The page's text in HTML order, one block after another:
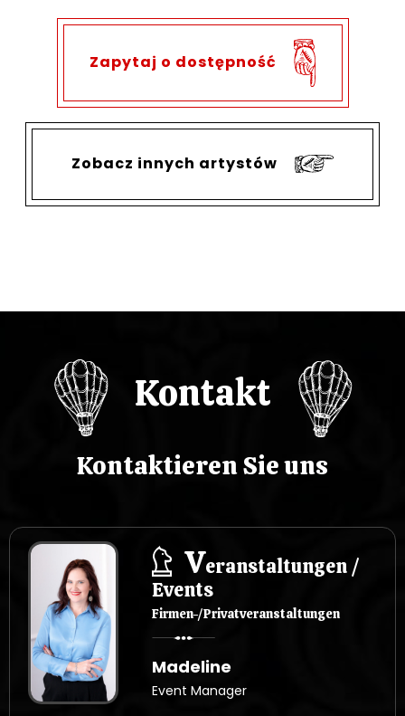
Zapytaj o dostępność
Zobacz innych artystów
Kontakt
Kontaktieren Sie uns
Veranstaltungen /
Events
Firmen-/Privatveranstaltungen
Madeline
Event Manager